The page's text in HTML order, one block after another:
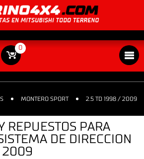
0
MONTERO SPORT 2.5 TD 1998 / 2009
REPUESTOS PARA
DE DIRECCION
2009